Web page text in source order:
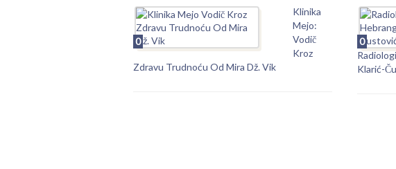
0
Klinika
Mejo:
Vodič
Kroz
Zdravu Trudnoću Od Mira Dž. Vik
0
Klarić-